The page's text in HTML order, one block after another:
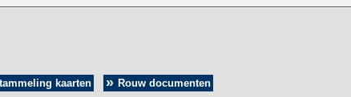
kaarten Rouw documenten